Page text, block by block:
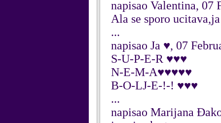
napisao Valentina, 07
Ala se sporo
...
napisao Ja ♥, 07
S-U-P-E-R ♥♥♥
N-E-M-A♥♥♥♥♥
B-O-LJ-E-!-! ♥♥♥
...
napisao Marijana